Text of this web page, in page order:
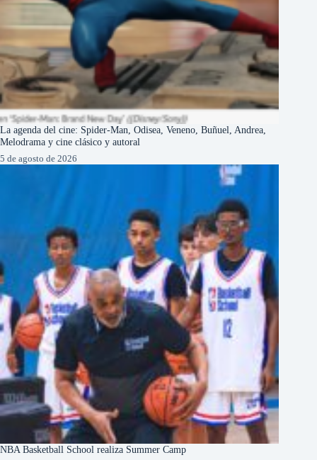
La agenda del cine: Spider-Man, Odisea, Veneno, Buñuel, Andrea,
Melodrama y cine clásico y autoral
5 de agosto de 2026
NBA Basketball School realiza Summer Camp